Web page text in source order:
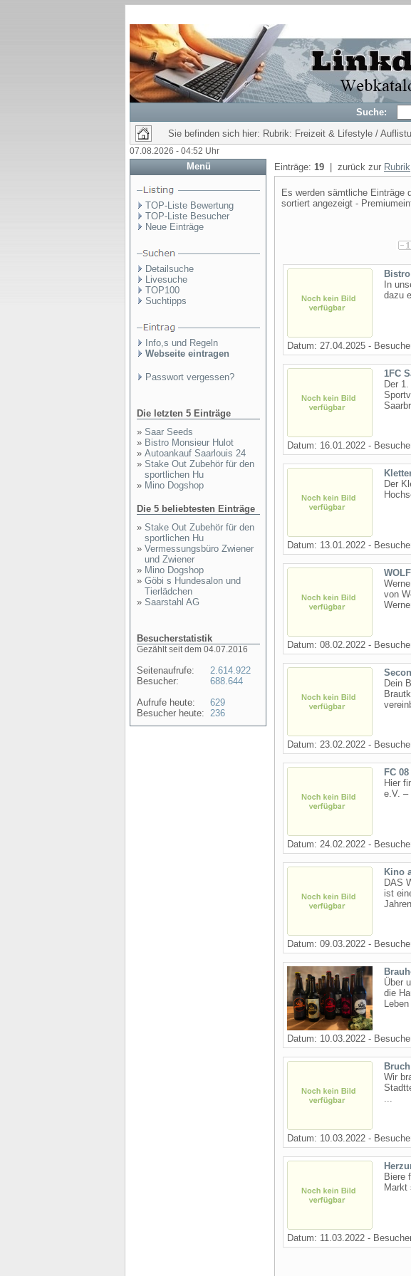
Suche:
Sie befinden sich hier: Rubrik: Freizeit & Lifestyle /
07.08.2026 - 04:52 Uhr
Menü
TOP-Liste Bewertung
TOP-Liste Besucher
Neue Einträge
Detailsuche
Livesuche
TOP100
Suchtipps
Info,s und Regeln
Webseite eintragen
Passwort vergessen?
Die letzten 5 Einträge
» Saar Seeds
» Bistro Monsieur Hulot
» Autoankauf Saarlouis 24
» Stake Out Zubehör für den
sportlichen Hu
» Mino Dogshop
Die 5 beliebtesten Einträge
» Stake Out Zubehör für den
sportlichen Hu
» Vermessungsbüro Zwiener
und Zwiener
» Mino Dogshop
» Göbi s Hundesalon und
Tierlädchen
» Saarstahl AG
Besucherstatistik
Gezählt seit dem 04.07.2016
Seitenaufrufe:
Besucher:
Aufrufe heute:
Besucher heute:
2.614.922
688.644
629
236
Einträge: 19 | zurück zur Rubrik
Es werden sämtliche Einträge
sortiert angezeigt -
In
dazu
Datum: 27.04.2025 -
1FC
Der
Datum: 16.01.2022 -
Der
Datum: 13.01.2022 -
von
Datum: 08.02.2022 -
Dein
Datum: 23.02.2022 -
FC
Hier
e.V. –
Datum: 24.02.2022 -
Kino
DAS
ist
Datum: 09.03.2022 -
Über
die
Datum: 10.03.2022 -
Wir
...
Datum: 10.03.2022 -
Biere
Markt
Datum: 11.03.2022 -